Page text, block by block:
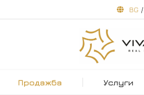
BG /
Продажба Услуги